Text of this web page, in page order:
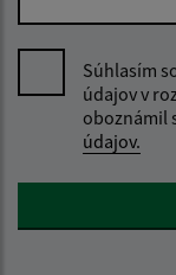
Súhlasím
údajov v
oboznámil
údajov.
Google reCaptcha